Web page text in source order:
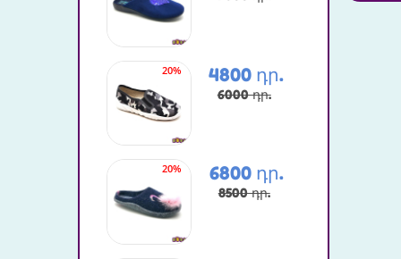
20% 4800 դր.
6000 դր.
20% 6800 դր.
8500 դր.